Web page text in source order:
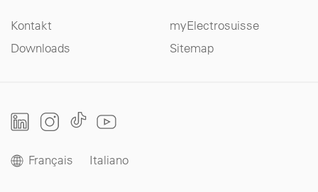
Kontakt
myElectrosuisse
Downloads
Sitemap
Français Italiano